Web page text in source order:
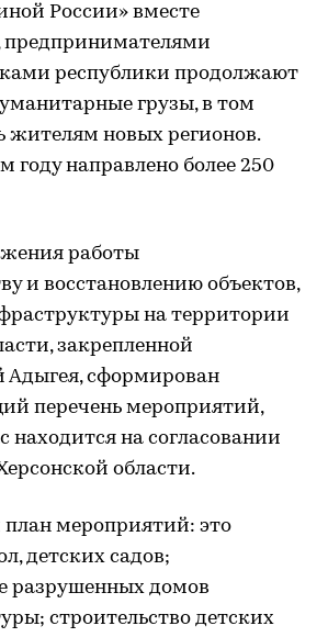
России» вместе
предпринимателями
республики продолжают
грузы, в том
жителям новых регионов.
году направлено более 250
работы
и восстановлению объектов,
на территории
закрепленной
Адыгея, сформирован
перечень мероприятий,
находится на согласовании
области.
план мероприятий: это
детских садов;
разрушенных домов
строительство детских